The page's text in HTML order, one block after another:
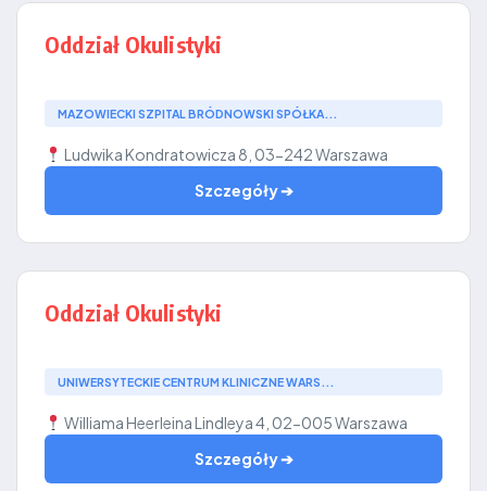
Oddział Okulistyki
MAZOWIECKI SZPITAL BRÓDNOWSKI SPÓŁKA...
Ludwika Kondratowicza 8, 03-242 Warszawa
Szczegóły ➔
Oddział Okulistyki
UNIWERSYTECKIE CENTRUM KLINICZNE WARS...
Williama Heerleina Lindleya 4, 02-005 Warszawa
Szczegóły ➔